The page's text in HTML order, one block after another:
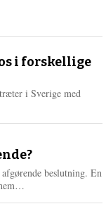
i forskellige
i Sverige med
beslutning. En